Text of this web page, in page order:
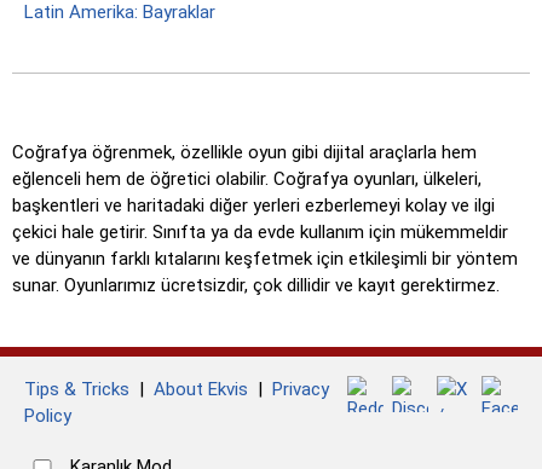
Latin Amerika: Bayraklar
Coğrafya öğrenmek, özellikle oyun gibi dijital araçlarla hem
eğlenceli hem de öğretici olabilir. Coğrafya oyunları, ülkeleri,
başkentleri ve haritadaki diğer yerleri ezberlemeyi kolay ve ilgi
çekici hale getirir. Sınıfta ya da evde kullanım için mükemmeldir
ve dünyanın farklı kıtalarını keşfetmek için etkileşimli bir yöntem
sunar. Oyunlarımız ücretsizdir, çok dillidir ve kayıt gerektirmez.
Tips & Tricks | About Ekvis | Privacy
Policy